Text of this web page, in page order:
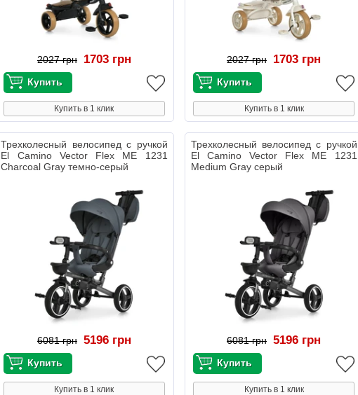
2027 грн 1703 грн
Купить в 1 клик
2027 грн 1703 грн
Купить в 1 клик
Трехколесный велосипед с ручкой
El Camino Vector Flex ME 1231
Charcoal Gray темно-серый
6081 грн 5196 грн
Купить в 1 клик
Трехколесный велосипед с ручкой
El Camino Vector Flex ME 1231
Medium Gray серый
6081 грн 5196 грн
Купить в 1 клик